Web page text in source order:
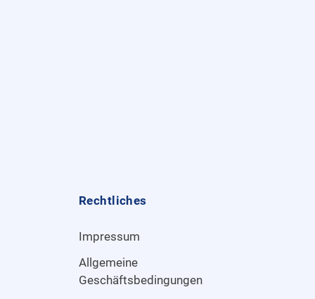
Rechtliches
Impressum
Allgemeine
Geschäftsbedingungen